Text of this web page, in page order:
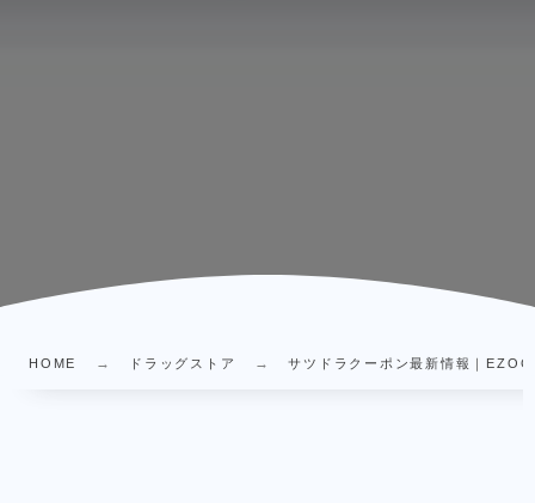
HOME ドラッグストア サツドラクーポン最新情報｜